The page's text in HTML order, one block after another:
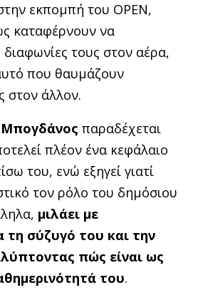
εκπομπή του OPEN,
καταφέρνουν να
διαφωνίες τους στον αέρα,
που θαυμάζουν
στον άλλον.
παραδέχεται
πλέον ένα κεφάλαιο
του, ενώ εξηγεί γιατί
τον ρόλο του δημόσιου
μιλάει με
τη σύζυγό του και την
πώς είναι ως
του.